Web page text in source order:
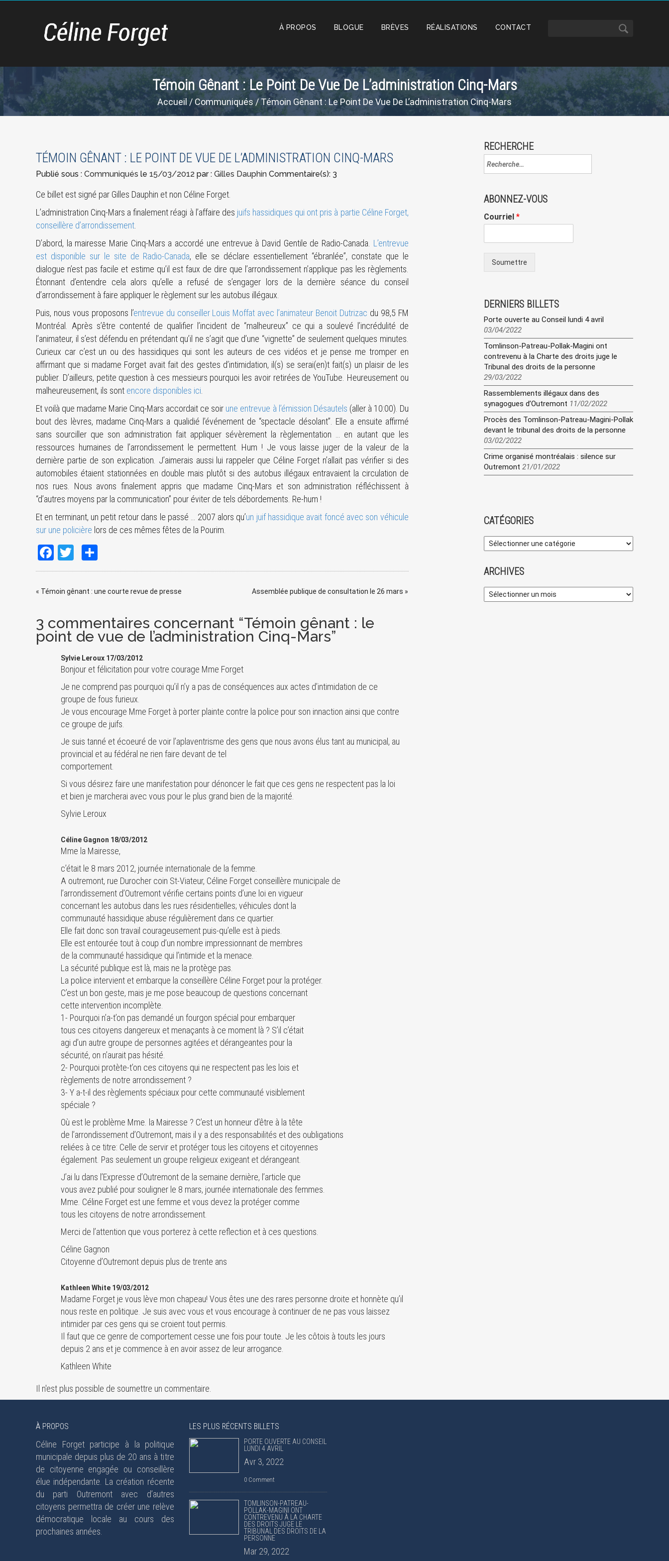
À PROPOS BLOGUE BRÈVES RÉALISATIONS CONTACT
Témoin Gênant : Le Point De Vue De L’administration Cinq-Mars
Accueil / Communiqués/ Témoin Gênant : Le Point De Vue De L’administration Cinq-Mars
TÉMOIN GÊNANT : LE POINT DE VUE DE L’ADMINISTRATION CINQ-MARS
Publié sous : Communiqués le 15/03/2012 par : Gilles Dauphin Commentaire(s): 3
Ce billet est signé par Gilles Dauphin et non Céline Forget.
L’administration Cinq-Mars a finalement réagi à l’affaire des juifs hassidiques qui ont pris à partie Céline Forget,
conseillère d’arrondissement
D’abord, la mairesse Marie Cinq-Mars a accordé une entrevue à David Gentile de Radio-Canada. L’entrevue
est disponible sur le site de Radio-Canada, elle se déclare essentiellement “ébranlée”, constate que le
dialogue n’est pas facile et estime qu’il est faux de dire que l’arrondissement n’applique pas les règlements.
Étonnant d’entendre cela alors qu’elle a refusé de s’engager lors de la dernière séance du conseil
d’arrondissement à faire appliquer le règlement sur les autobus illégaux.
Puis, nous vous proposons l’entrevue du conseiller Louis Moffat avec l’animateur Benoit Dutrizac du 98,5 FM
Montréal. Après s’être contenté de qualifier l’incident de “malheureux” ce qui a soulevé l’incrédulité de
l’animateur, il s’est défendu en prétendant qu’il ne s’agit que d’une “vignette” de seulement quelques minutes.
Curieux car c’est un ou des hassidiques qui sont les auteurs de ces vidéos et je pense me tromper en
affirmant que si madame Forget avait fait des gestes d’intimidation, il(s) se serai(en)t fait(s) un plaisir de les
publier. D’ailleurs, petite question à ces messieurs pourquoi les avoir retirées de YouTube. Heureusement ou
malheureusement, ils sont encore disponibles ici
Et voilà que madame Marie Cinq-Mars accordait ce soir une entrevue à l’émission Désautels (aller à 10:00). Du
bout des lèvres, madame Cinq-Mars a qualidié l’événement de “spectacle désolant”. Elle a ensuite affirmé
sans sourciller que son administration fait appliquer sévèrement la règlementation … en autant que les
ressources humaines de l’arrondissement le permettent. Hum ! Je vous laisse juger de la valeur de la
dernière partie de son explication. J’aimerais aussi lui rappeler que Céline Forget n’allait pas vérifier si des
automobiles étaient stationnées en double mais plutôt si des autobus illégaux entravaient la circulation de
nos rues. Nous avons finalement appris que madame Cinq-Mars et son administration réfléchissent à
“d’autres moyens par la communication” pour éviter de tels débordements. Re-hum !
Et en terminant, un petit retour dans le passé … 2007 alors qu’un juif hassidique avait foncé avec son véhicule
sur une policière lors de ces mêmes fêtes de la Pourim.
FacebookTwitter
« Témoin gênant : une courte revue de presse Assemblée publique de consultation le 26 mars »
3 commentaires concernant “Témoin gênant : le
point de vue de l’administration Cinq-Mars”
Sylvie Leroux 17/03/2012
Bonjour et félicitation pour votre courage Mme Forget
Je ne comprend pas pourquoi qu’il n’y a pas de conséquences aux actes d’intimidation de ce
groupe de fous furieux.
Je vous encourage Mme Forget à porter plainte contre la police pour son innaction ainsi que contre
ce groupe de juifs.
Je suis tanné et écoeuré de voir l’aplaventrisme des gens que nous avons élus tant au municipal, au
provincial et au fédéral ne rien faire devant de tel
comportement.
Si vous désirez faire une manifestation pour dénoncer le fait que ces gens ne respectent pas la loi
et bien je marcherai avec vous pour le plus grand bien de la majorité.
Sylvie Leroux
Céline Gagnon 18/03/2012
Mme la Mairesse,
c’était le 8 mars 2012, journée internationale de la femme.
A outremont, rue Durocher coin St-Viateur, Céline Forget conseillère municipale de
l’arrondissement d’Outremont vérifie certains points d’une loi en vigueur
concernant les autobus dans les rues résidentielles; véhicules dont la
communauté hassidique abuse régulièrement dans ce quartier.
Elle fait donc son travail courageusement puis-qu’elle est à pieds.
Elle est entourée tout à coup d’un nombre impressionnant de membres
de la communauté hassidique qui l’intimide et la menace.
La sécurité publique est là, mais ne la protège pas.
La police intervient et embarque la conseillère Céline Forget pour la protéger.
C’est un bon geste, mais je me pose beaucoup de questions concernant
cette intervention incomplète.
1- Pourquoi n’a-t’on pas demandé un fourgon spécial pour embarquer
tous ces citoyens dangereux et menaçants à ce moment là ? S’il c’était
agi d’un autre groupe de personnes agitées et dérangeantes pour la
sécurité, on n’aurait pas hésité.
2- Pourquoi protète-t’on ces citoyens qui ne respectent pas les lois et
règlements de notre arrondissement ?
3- Y a-t-il des règlements spéciaux pour cette communauté visiblement
spéciale ?
Où est le problème Mme. la Mairesse ? C’est un honneur d’être à la tête
de l’arrondissement d’Outremont, mais il y a des responsabilités et des oubligations
reliées à ce titre: Celle de servir et protéger tous les citoyens et citoyennes
également. Pas seulement un groupe religieux exigeant et dérangeant.
J’ai lu dans l’Expresse d’Outremont de la semaine dernière, l’article que
vous avez publié pour souligner le 8 mars, journée internationale des femmes.
Mme. Céline Forget est une femme et vous devez la protéger comme
tous les citoyens de notre arrondissement.
Merci de l’attention que vous porterez à cette reflection et à ces questions.
Céline Gagnon
Citoyenne d’Outremont depuis plus de trente ans
Kathleen White 19/03/2012
Madame Forget je vous lève mon chapeau! Vous êtes une des rares personne droite et honnète qu’il
nous reste en politique. Je suis avec vous et vous encourage à continuer de ne pas vous laissez
intimider par ces gens qui se croient tout permis.
Il faut que ce genre de comportement cesse une fois pour toute. Je les côtois à touts les jours
depuis 2 ans et je commence à en avoir assez de leur arrogance.
Kathleen White
Il n'est plus possible de soumettre un commentaire.
RECHERCHE
ABONNEZ-VOUS
Courriel *
Soumettre
DERNIERS BILLETS
Porte ouverte au Conseil lundi 4 avril
03/04/2022
Tomlinson-Patreau-Pollak-Magini ont
contrevenu à la Charte des droits juge le
Tribunal des droits de la personne
29/03/2022
Rassemblements illégaux dans des
synagogues d’Outremont 11/02/2022
Procès des Tomlinson-Patreau-Magini-Pollak
devant le tribunal des droits de la personne
03/02/2022
Crime organisé montréalais : silence sur
Outremont 21/01/2022
CATÉGORIES
ARCHIVES
À PROPOS
Céline Forget participe à la politique
municipale depuis plus de 20 ans à titre
de citoyenne engagée ou conseillère
élue indépendante. La création récente
du parti Outremont avec d’autres
citoyens permettra de créer une relève
démocratique locale au cours des
prochaines années.
LES PLUS RÉCENTS BILLETS
PORTE OUVERTE AU CONSEIL
LUNDI 4 AVRIL
Avr 3, 2022
0 Comment
TOMLINSON-PATREAU-
POLLAK-MAGINI ONT
CONTREVENU À LA CHARTE
DES DROITS JUGE LE
TRIBUNAL DES DROITS DE LA
PERSONNE
Mar 29, 2022